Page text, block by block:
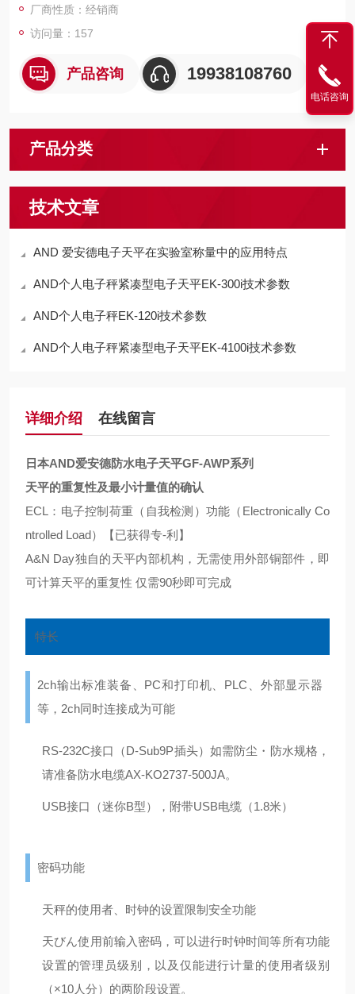
厂商性质：经销商
访问量：157
产品咨询 19938108760
产品分类
技术文章
AND 爱安德电子天平在实验室称量中的应用特点
AND个人电子秤紧凑型电子天平EK-300i技术参数
AND个人电子秤EK-120i技术参数
AND个人电子秤紧凑型电子天平EK-4100i技术参数
详细介绍 在线留言
日本AND爱安德防水电子天平GF-AWP系列
天平的重复性及最小计量值的确认
ECL：电子控制荷重（自我检测）功能（Electronically Co
ntrolled Load）【已获得专-利】
A&N Day独自的天平内部机构，无需使用外部铜部件，即
可计算天平的重复性 仅需90秒即可完成
特长
2ch输出标准装备、PC和打印机、PLC、外部显示器
等，2ch同时连接成为可能
RS-232C接口（D-Sub9P插头）如需防尘・防水规格，
请准备防水电缆AX-KO2737-500JA。
USB接口（迷你B型），附带USB电缆（1.8米）
密码功能
天秤的使用者、时钟的设置限制安全功能
天びん使用前输入密码，可以进行时钟时间等所有功能
设置的管理员级别，以及仅能进行计量的使用者级别
（×10人分）的两阶段设置。
电话咨询